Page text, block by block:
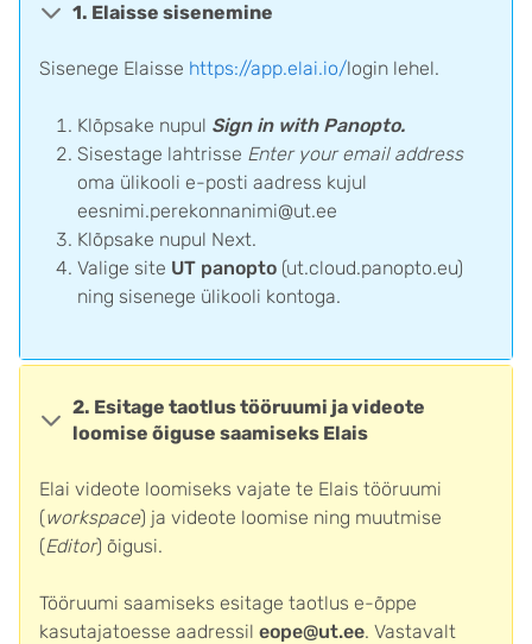
1. Elaisse sisenemine
Sisenege Elaisse https://app.elai.io/login lehel.
Klõpsake nupul Sign in with Panopto.
Sisestage lahtrisse Enter your email address
oma ülikooli e-posti aadress kujul
eesnimi.perekonnanimi@ut.ee
Klõpsake nupul Next.
Valige site UT panopto (ut.cloud.panopto.eu)
ning sisenege ülikooli kontoga.
2. Esitage taotlus tööruumi ja videote
loomise õiguse saamiseks Elais
Elai videote loomiseks vajate te Elais tööruumi
(workspace) ja videote loomise ning muutmise
(Editor) õigusi.
Tööruumi saamiseks esitage taotlus e-õppe
kasutajatoesse aadressil eope@ut.ee. Vastavalt